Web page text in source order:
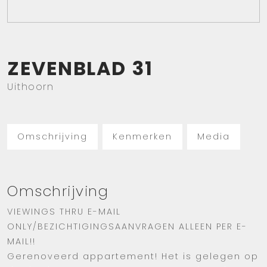
ZEVENBLAD 31
Uithoorn
Omschrijving Kenmerken Media
Omschrijving
VIEWINGS THRU E-MAIL
ONLY/BEZICHTIGINGSAANVRAGEN ALLEEN PER E-
MAIL!!
Gerenoveerd appartement! Het is gelegen op